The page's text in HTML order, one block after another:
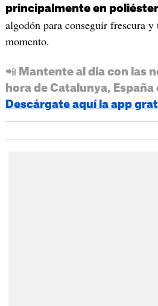
principalmente en poliéster
algodón para conseguir frescura
momento.
📲 Mantente al día con las
hora de Catalunya,
Descárgate aquí la app